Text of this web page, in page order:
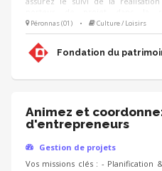
communication, l'animation de
projet. - Vous contribuez au
ressources (mécènes, donateurs,
les actions de la Fondation.
Péronnas (01) • Culture / Loisirs
Fondation du
Animez et
d'entrepreneurs
Gestion de projets
Vos missions clés : -